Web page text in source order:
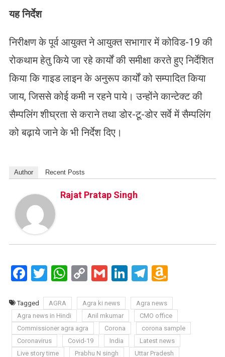
यह निर्देश
निरीक्षण के पूर्व आयुक्त ने आयुक्त सभागार में कोविड-19 की
रोकथाम हेतु किये जा रहे कार्यों की समीक्षा करते हुए निर्देशित
किया कि गाइड लाइन के अनुरूप कार्यों को सम्पादित किया
जाय, जिससे कोई कमी न रहने पाये। उन्होंने कान्टेक्ट की
सैम्पलिंग शीघ्रता से कराने तथा डोर-टू-डोर सर्वे में सैम्पलिंग
को बढ़ाये जाने के भी निर्देश दिए।
Author Recent Posts
Rajat Pratap Singh
Facebook
TwitterWhatsApp
CopyGmailLinkedIn
Telegram
List
Tagged AGRA Agra ki news
Agra news
Agra news in Hindi
Anil mkumar
CMO office
Commissioner agra agra
Corona
corona sample
Coronavirus
Covid-19 India
Latest news
Live story time
Prabhu N singh Uttar Pradesh